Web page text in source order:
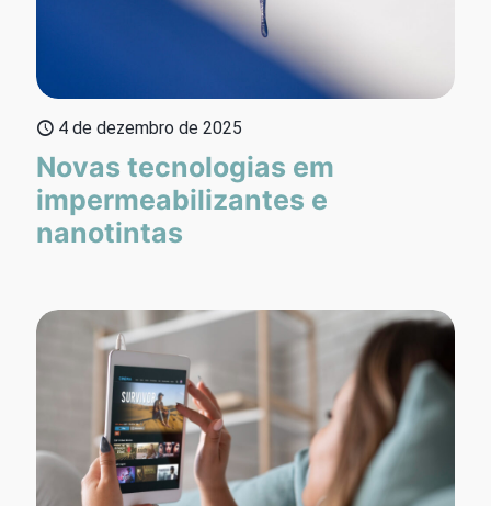
4 de dezembro de 2025
Novas tecnologias em
impermeabilizantes e
nanotintas